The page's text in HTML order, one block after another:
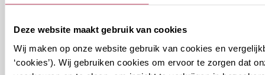
Deze website maakt gebruik van cookies
Wij maken op onze website gebruik van cookies en
‘cookies’). Wij gebruiken cookies om ervoor te zorgen dat
E-mailadres*
naam@bedrijf.nl
willen